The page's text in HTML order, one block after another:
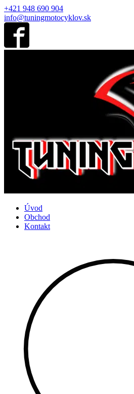
+421 948 690 904
info@tuningmotocyklov.sk
Úvod
Obchod
Kontakt